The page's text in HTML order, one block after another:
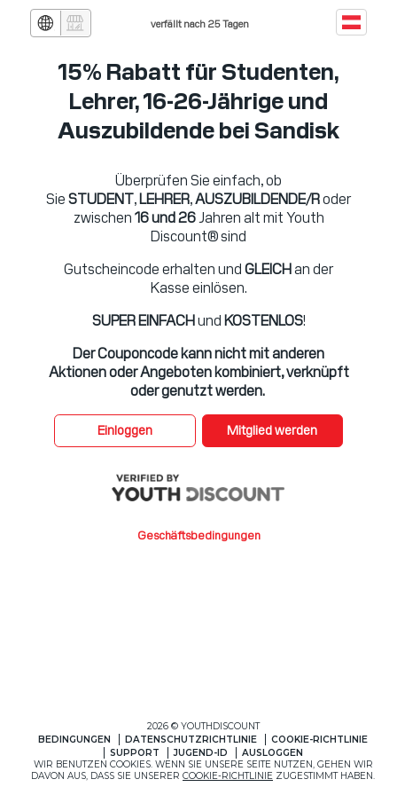
verfällt nach 25 Tagen
15% Rabatt für Studenten,
Lehrer, 16-26-Jährige und
Auszubildende bei Sandisk
Überprüfen Sie einfach, ob
SieSTUDENT,LEHRER,AUSZUBILDENDE/Roder
zwischen16 und 26Jahren alt mit Youth
Discount® sind
Gutscheincode erhalten undGLEICHan der
Kasse einlösen.
SUPER EINFACHundKOSTENLOS!
Der Couponcode kann nicht mit anderen
Aktionen oder Angeboten kombiniert, verknüpft
oder genutzt werden.
Einloggen Mitglied werden
Geschäftsbedingungen
2026 © YOUTHDISCOUNT
BEDINGUNGEN
DATENSCHUTZRICHTLINIE
COOKIE-RICHTLINIE
SUPPORT
JUGEND-ID
AUSLOGGEN
WIR BENUTZEN COOKIES. WENN SIE UNSERE SEITE NUTZEN, GEHEN WIR
DAVON AUS, DASS SIE UNSERER COOKIE-RICHTLINIE ZUGESTIMMT HABEN.